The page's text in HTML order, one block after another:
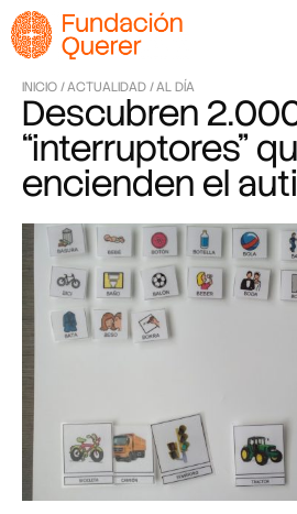
INICIO /ACTUALIDAD /AL DÍA
Descubren
“interruptores”
encienden el